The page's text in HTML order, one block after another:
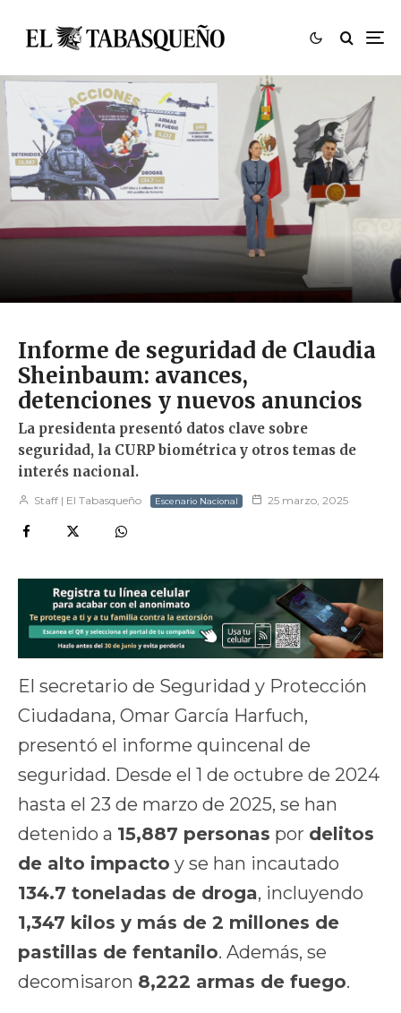
Informe de seguridad de Claudia
Sheinbaum: avances,
detenciones y nuevos anuncios
La presidenta presentó datos clave sobre
seguridad, la CURP biométrica y otros temas de
interés nacional.
Staff | El Tabasqueño Escenario Nacional 25 marzo, 2025
El secretario de Seguridad y Protección
Ciudadana, Omar García Harfuch,
presentó el informe quincenal de
seguridad. Desde el 1 de octubre de 2024
hasta el 23 de marzo de 2025, se han
detenido a 15,887 personas por delitos
de alto impacto y se han incautado
134.7 toneladas de droga, incluyendo
1,347 kilos y más de 2 millones de
pastillas de fentanilo. Además, se
decomisaron 8,222 armas de fuego.